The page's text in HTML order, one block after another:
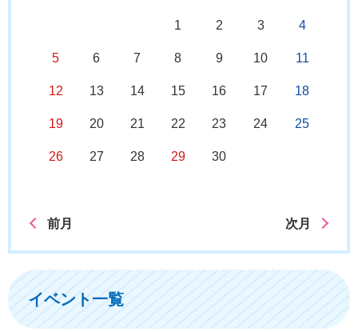
1 2 3 4
5 6 7 8 9 10 11
12 13 14 15 16 17 18
19 20 21 22 23 24 25
26 27 28 29 30
前月 次月
イベント一覧